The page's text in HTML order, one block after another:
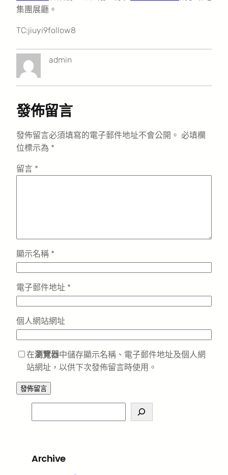
集團展廳。
TC:jiuyi9follow8
admin
發佈留言
發佈留言必須填寫的電子郵件地址不會公開。 必填欄
位標示為 *
留言 *
顯示名稱 *
電子郵件地址 *
個人網站網址
在瀏覽器中儲存顯示名稱、電子郵件地址及個人網
站網址，以供下次發佈留言時使用。
e
c
Archive